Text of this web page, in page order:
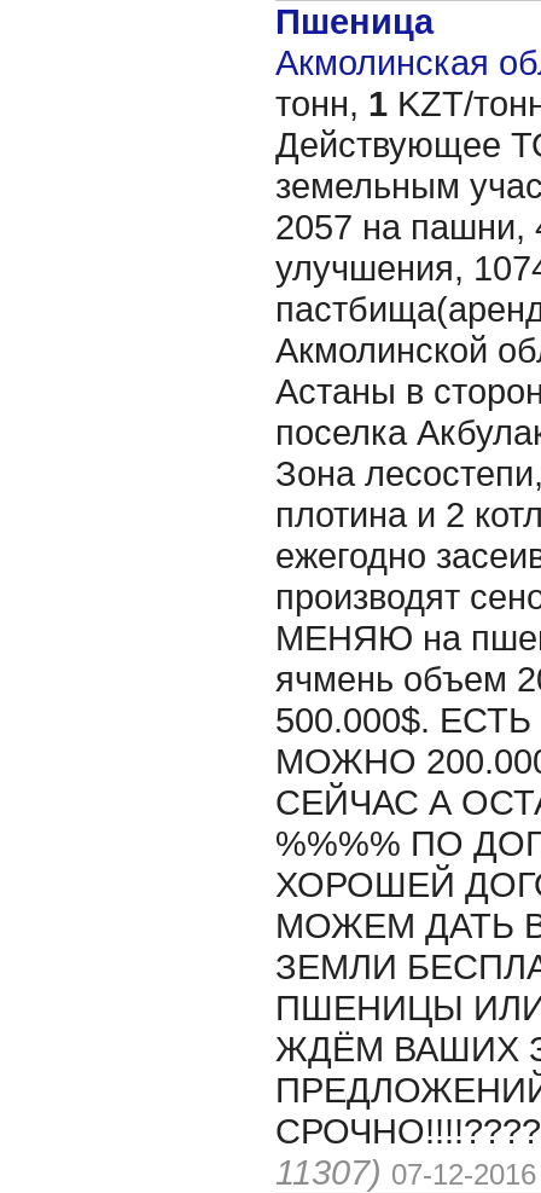
Пшеница
Акмолинская
тонн, 1 KZT/
Действующее
земельным
2057 на пашни,
улучшения,
Акмолинской
Астаны в
поселка
Зона
плотина и 2
ежегодно
производят
МЕНЯЮ на
ячмень объем
500.000$.
МОЖНО
СЕЙЧАС А
%%%% ПО
ХОРОШЕЙ
МОЖЕМ ДАТЬ
ЗЕМЛИ
ПШЕНИЦЫ
ЖДЁМ ВАШИХ
11307) 07-12-2016